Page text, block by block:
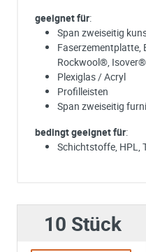
geeignet für:
Span zweiseitig
Faserzementplatte,
Rockwool®, Isover®
Plexiglas / Acryl
Profilleisten
Span zweiseitig
bedingt geeignet für:
Schichtstoffe, HPL,
Bitte unterbreiten Sie mir
Bitte teilen Sie uns die
10 Stück